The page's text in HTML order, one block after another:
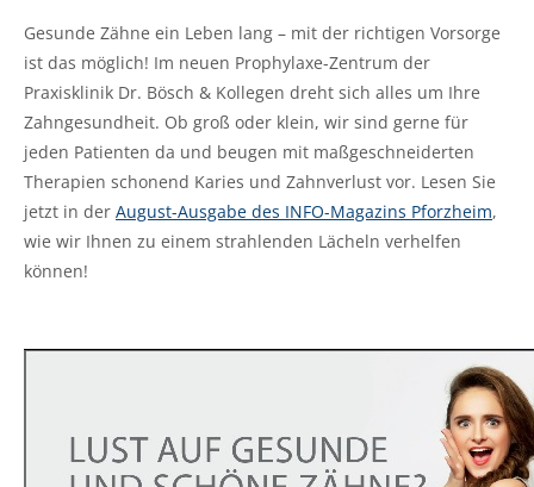
Gesunde Zähne ein Leben lang – mit der richtigen Vorsorge
ist das möglich! Im neuen Prophylaxe-Zentrum der
Praxisklinik Dr. Bösch & Kollegen dreht sich alles um Ihre
Zahngesundheit. Ob groß oder klein, wir sind gerne für
jeden Patienten da und beugen mit maßgeschneiderten
Therapien schonend Karies und Zahnverlust vor. Lesen Sie
jetzt in der August-Ausgabe des INFO-Magazins Pforzheim,
wie wir Ihnen zu einem strahlenden Lächeln verhelfen
können!